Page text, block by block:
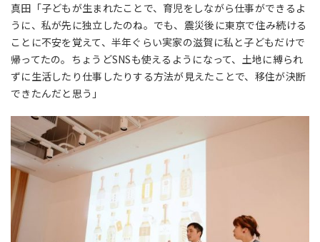
真田「子どもが生まれたことで、育児をしながら仕事ができるよ
うに、私が先に独立したのね。でも、震災後に東京で住み続ける
ことに不安を覚えて、半年ぐらい実家の滋賀に私と子どもだけで
帰ってたの。ちょうどSNSも使えるようになって、土地に縛られ
ずに生活したり仕事したりする方法が見えたことで、移住が決断
できたんだと思う」